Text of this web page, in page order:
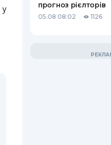
у
прогноз рієлторів
05.08 08:02 1126